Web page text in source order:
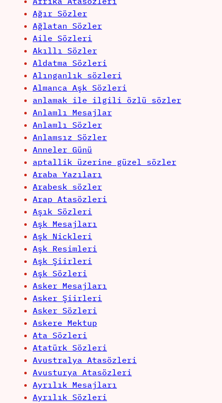
Ağır Sözler
Ağlatan Sözler
Aile Sözleri
Akıllı Sözler
Aldatma Sözleri
Alınganlık sözleri
Almanca Aşk Sözleri
anlamak ile ilgili özlü sözler
Anlamlı Mesajlar
Anlamlı Sözler
Anlamsız Sözler
Anneler Günü
aptallik üzerine güzel sözler
Araba Yazıları
Arabesk sözler
Arap Atasözleri
Aşık Sözleri
Aşk Mesajları
Aşk Nickleri
Aşk Resimleri
Aşk Şiirleri
Aşk Sözleri
Asker Mesajları
Asker Şiirleri
Asker Sözleri
Askere Mektup
Ata Sözleri
Atatürk Sözleri
Avustralya Atasözleri
Avusturya Atasözleri
Ayrılık Mesajları
Ayrılık Sözleri